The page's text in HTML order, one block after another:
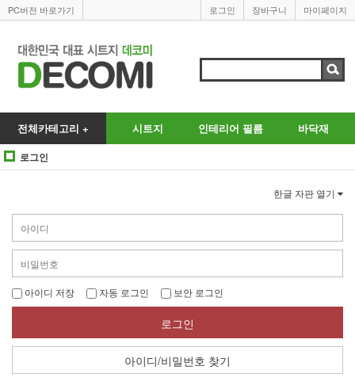
PC버전 바로가기 마이페이지
장바구니
로그인
전체카테고리 + 시트지 인테리어 필름 바닥재
로그인
한글 자판 열기
아이디 저장 자동 로그인 보안 로그인
로그인
아이디/비밀번호 찾기